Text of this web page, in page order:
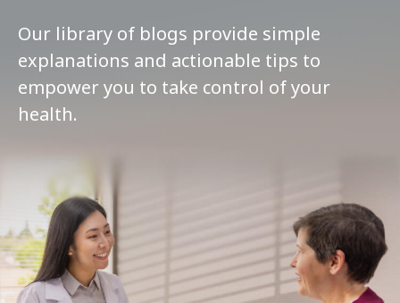
Our library of blogs provide simple
explanations and actionable tips to
empower you to take control of your
health.